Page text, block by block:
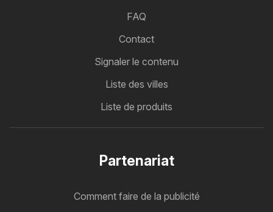
FAQ
Contact
Signaler le contenu
Liste des villes
Liste de produits
Partenariat
Comment faire de la publicité